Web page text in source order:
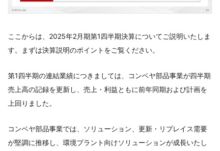
ここからは、2025年2月期第1四半期決算についてご説明いたしま
す。まずは決算説明のポイントをご覧ください。
第1四半期の連結業績につきましては、コンベヤ部品事業が四半期
売上高の記録を更新し、売上・利益ともに前年同期および計画を
上回りました。
コンベヤ部品事業では、ソリューション、更新・リプレイス需要
が堅調に推移し、環境プラント向けソリューションが成長いたし